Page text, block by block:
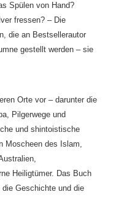
Spülen von Hand?
fressen? – Die
die an Bestsellerautor
gestellt werden – sie
Orte vor – darunter die
Pilgerwege und
und shintoistische
Moscheen des Islam,
Heiligtümer. Das Buch
Geschichte und die